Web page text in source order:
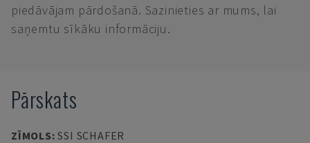
piedāvājam pārdošanā. Sazinieties ar mums, lai
saņemtu sīkāku informāciju.
Pārskats
ZĪMOLS:SSI SCHAFER